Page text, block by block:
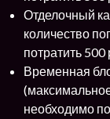
Отделочный
количество
потратить
Временная
необходимо